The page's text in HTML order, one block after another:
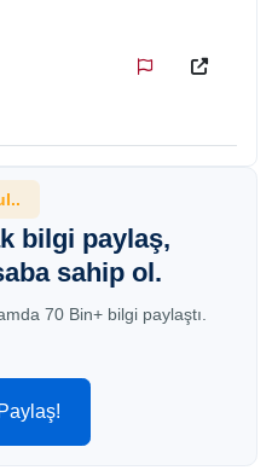
bilgi paylaş,
sahip ol.
70 Bin+ bilgi paylaştı.